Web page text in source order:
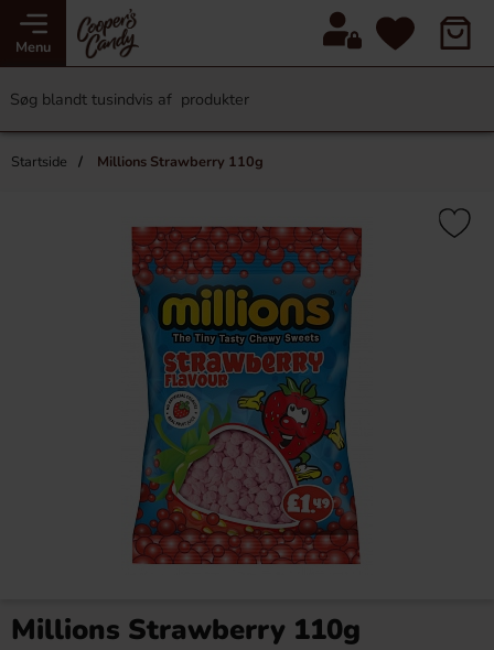
Menu
Startside Millions Strawberry 110g
Millions Strawberry 110g